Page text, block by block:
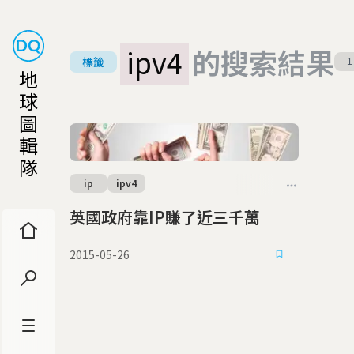
地
球
圖
輯
隊
標籤 ipv4 的搜索結果 1
英國政府靠IP賺了近三千萬
ip ipv4
2015-05-26